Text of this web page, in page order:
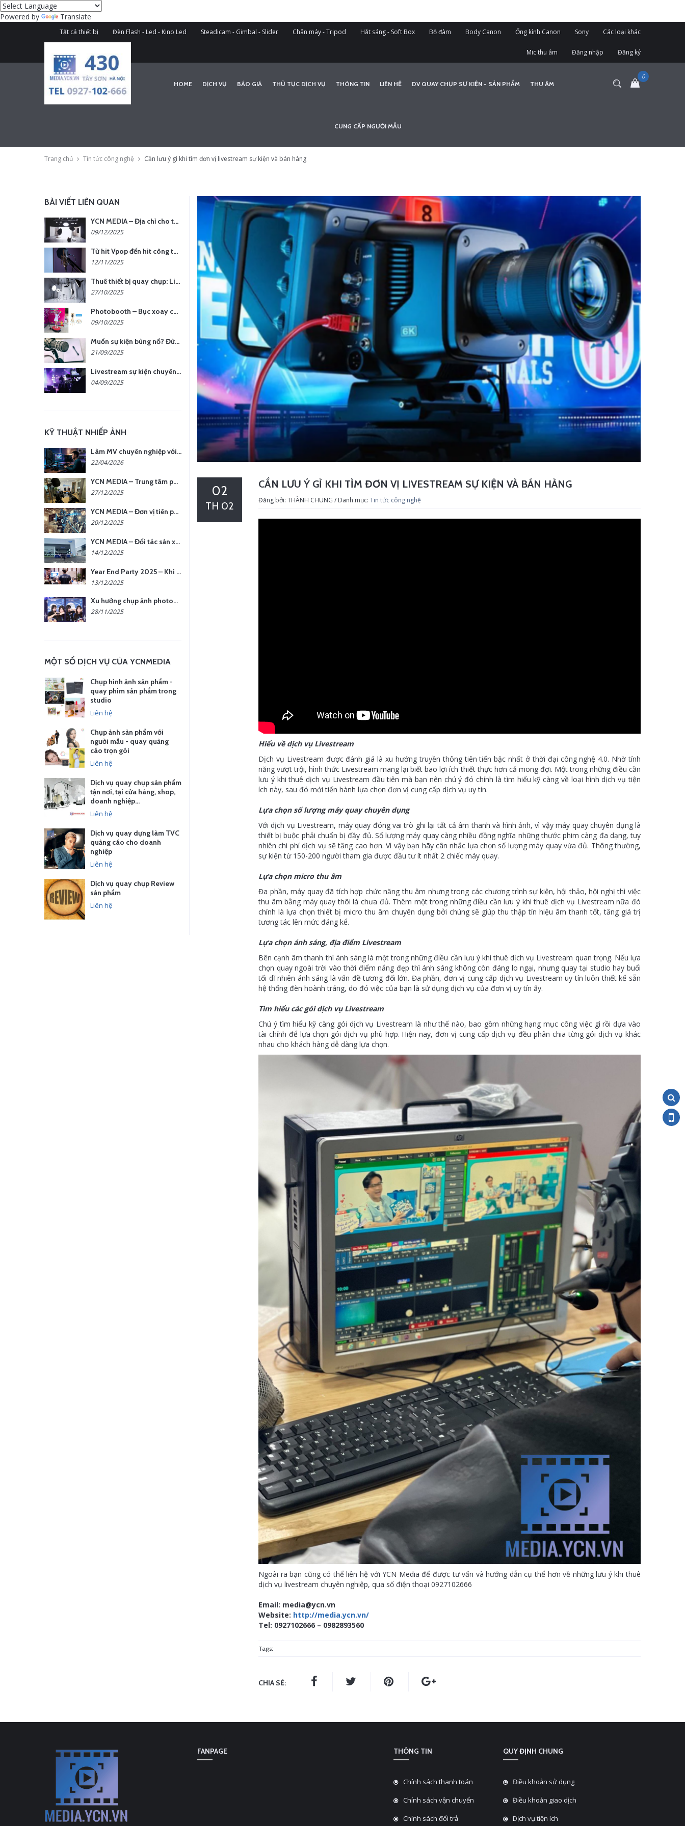
Powered by Translate
Tất cả thiết bị Đèn Flash - Led - Kino Led Steadicam - Gimbal - Slider Chân máy - Tripod Hắt sáng - Soft Box Bộ đàm Body Canon Ống kính Canon Sony Các loại khác
Mic thu âm Đăng nhập Đăng ký
HOME DỊCH VỤ BÁO GIÁ THỦ TỤC DỊCH VỤ THÔNG TIN LIÊN HỆ DV QUAY CHỤP SỰ KIỆN - SẢN PHẨM THU ÂM
CUNG CẤP NGƯỜI MẪU
Trang chủ Tin tức công nghệ Cần lưu ý gì khi tìm đơn vị livestream sự kiện và bán hàng
CẦN LƯU Ý GÌ KHI TÌM ĐƠN VỊ LIVESTREAM SỰ KIỆN VÀ BÁN HÀNG
02
TH 02 Đăng bởi: THÀNH CHUNG / Danh mục: Tin tức công nghệ
Hiểu về dịch vụ Livestream
Dịch vụ Livestream được đánh giá là xu hướng truyền thông tiên tiến bậc nhất ở thời đại công nghệ 4.0. Nhờ tính
năng vượt trội, hình thức Livestream mang lại biết bao lợi ích thiết thực hơn cả mong đợi. Một trong những điều cần
lưu ý khi thuê dịch vụ Livestream đầu tiên mà bạn nên chú ý đó chính là tìm hiểu kỹ càng về loại hình dịch vụ tiện
ích này, sau đó mới tiến hành lựa chọn đơn vị cung cấp dịch vụ uy tín.
Lựa chọn số lượng máy quay chuyên dụng
Với dịch vụ Livestream, máy quay đóng vai trò ghi lại tất cả âm thanh và hình ảnh, vì vậy máy quay chuyên dụng là
thiết bị buộc phải chuẩn bị đầy đủ. Số lượng máy quay càng nhiều đồng nghĩa những thước phim càng đa dạng, tuy
nhiên chi phí dịch vụ sẽ tăng cao hơn. Vì vậy bạn hãy cân nhắc lựa chọn số lượng máy quay vừa đủ. Thông thường,
sự kiện từ 150-200 người tham gia được đầu tư ít nhất 2 chiếc máy quay.
Lựa chọn micro thu âm
Đa phần, máy quay đã tích hợp chức năng thu âm nhưng trong các chương trình sự kiện, hội thảo, hội nghị thì việc
thu âm bằng máy quay thôi là chưa đủ. Thêm một trong những điều cần lưu ý khi thuê dịch vụ Livestream nữa đó
chính là lựa chọn thiết bị micro thu âm chuyên dụng bởi chúng sẽ giúp thu thập tín hiệu âm thanh tốt, tăng giá trị
tương tác lên mức đáng kể.
Lựa chọn ánh sáng, địa điểm Livestream
Bên cạnh âm thanh thì ánh sáng là một trong những điều cần lưu ý khi thuê dịch vụ Livestream quan trọng. Nếu lựa
chọn quay ngoài trời vào thời điểm nắng đẹp thì ánh sáng không còn đáng lo ngại, nhưng quay tại studio hay buổi
tối dĩ nhiên ánh sáng là vấn đề tương đối lớn. Đa phần, đơn vị cung cấp dịch vụ Livestream uy tín luôn thiết kế sẵn
hệ thống đèn hoành tráng, do đó việc của bạn là sử dụng dịch vụ của đơn vị uy tín ấy.
Tìm hiểu các gói dịch vụ Livestream
Chú ý tìm hiểu kỹ càng gói dịch vụ Livestream là như thế nào, bao gồm những hạng mục công việc gì rồi dựa vào
tài chính để lựa chọn gói dịch vụ phù hợp. Hiện nay, đơn vị cung cấp dịch vụ đều phân chia từng gói dịch vụ khác
nhau cho khách hàng dễ dàng lựa chọn.
Ngoài ra bạn cũng có thể liên hệ với YCN Media để được tư vấn và hướng dẫn cụ thể hơn về những lưu ý khi thuê
dịch vụ livestream chuyên nghiệp, qua số điện thoại 0927102666
Email: media@ycn.vn
Website: http://media.ycn.vn/
Tel: 0927102666 – 0982893560
Tags:
CHIA SẺ:
BÀI VIẾT LIÊN QUAN
YCN MEDIA – Địa chỉ cho thuê thiết bị quay chụp uy tín tại Hà Nội
09/12/2025
Từ hit Vpop đến hit công ty: Khi doanh nghiệp muốn tạo dấu ấn với lời hát riêng
12/11/2025
Thuê thiết bị quay chụp: Linh hoạt, tiết kiệm, hiệu quả
27/10/2025
Photobooth – Bục xoay check-in: Tạo điểm nhấn cho sự kiện của bạn
09/10/2025
Muốn sự kiện bùng nổ? Đừng quên phần lời hát đậm chất riêng
21/09/2025
Livestream sự kiện chuyên nghiệp: Tăng tương tác, nâng tầm thương hiệu
04/09/2025
KỸ THUẬT NHIẾP ẢNH
Làm MV chuyên nghiệp với chi phí tối ưu: nên chọn quay thực tế hay video AI?
22/04/2026
YCN MEDIA – Trung tâm phụ kiện quay chụp tại Hà Nội
27/12/2025
YCN MEDIA – Đơn vị tiên phong sản xuất hình ảnh & âm thanh bằng AI tại Hà Nội
20/12/2025
YCN MEDIA – Đối tác sản xuất hình ảnh chuyên nghiệp cho doanh nghiệp tại Hà Nội
14/12/2025
Year End Party 2025 – Khi Khoảnh Khắc Trở Thành Dấu Ấn | Gói Ưu Đãi Tháng 12 Từ YCN Media
13/12/2025
Xu hướng chụp ảnh photobooth tại các sự kiện hiện nay
28/11/2025
MỘT SỐ DỊCH VỤ CỦA YCNMEDIA
Chụp hình ảnh sản phẩm -
quay phim sản phẩm trong
studio
Liên hệ
Chụp ảnh sản phẩm với
người mẫu - quay quảng
cáo trọn gói
Liên hệ
Dịch vụ quay chụp sản phẩm
tận nơi, tại cửa hàng, shop,
doanh nghiệp…
Liên hệ
Dịch vụ quay dựng làm TVC
quảng cáo cho doanh
nghiệp
Liên hệ
Dịch vụ quay chụp Review
sản phẩm
Liên hệ
FANPAGE THÔNG TIN
Chính sách thanh toán
Chính sách vận chuyển
Chính sách đổi trả
QUY ĐỊNH CHUNG
Điều khoản sử dụng
Điều khoản giao dịch
Dịch vụ tiện ích